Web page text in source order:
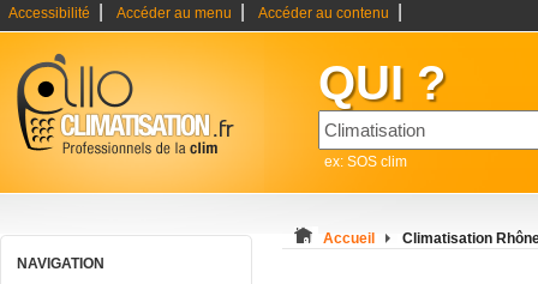
Accessibilité Accéder au menu Accéder au contenu
QUI ?
ex: SOS clim
NAVIGATION
Accueil Climatisation